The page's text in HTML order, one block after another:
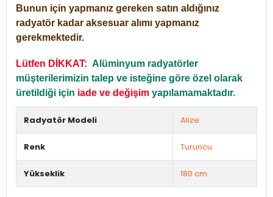
Bunun için yapmanız gereken satın aldığınız
radyatör kadar aksesuar alımı yapmanız
gerekmektedir.
Lütfen DİKKAT: Alüminyum radyatörler
müşterilerimizin talep ve isteğine göre özel olarak
üretildiği için iade ve değişim yapılamamaktadır.
Radyatör Modeli Alize
Renk Turuncu
Yükseklik 180 cm.